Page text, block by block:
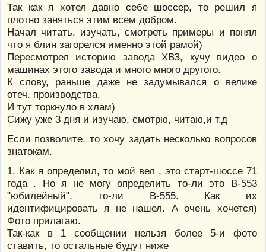
Так как я хотел давно себе шоссер, то решил я
плотно заняться этим всем добром.
Начал читать, изучать, смотреть примеры и понял
что я блин загорелся именно этой рамой)
Пересмотрел историю завода ХВЗ, кучу видео о
машинах этого завода и много много другого.
К слову, раньше даже не задумывался о велике
отеч. производства.
И тут торкнуло в хлам)
Сижу уже 3 дня и изучаю, смотрю, читаю,и т.д
Если позволите, то хочу задать несколько вопросов
знатокам.
1. Как я определил, то мой вел , это старт-шоссе 71
года . Но я не могу определить то-ли это В-553
"юбилейный", то-ли В-555. Как их
идентифицировать я не нашел. А очень хочется)
Фото прилагаю.
Так-как в 1 сообщении нельзя более 5-и фото
ставить, то остальные будут ниже